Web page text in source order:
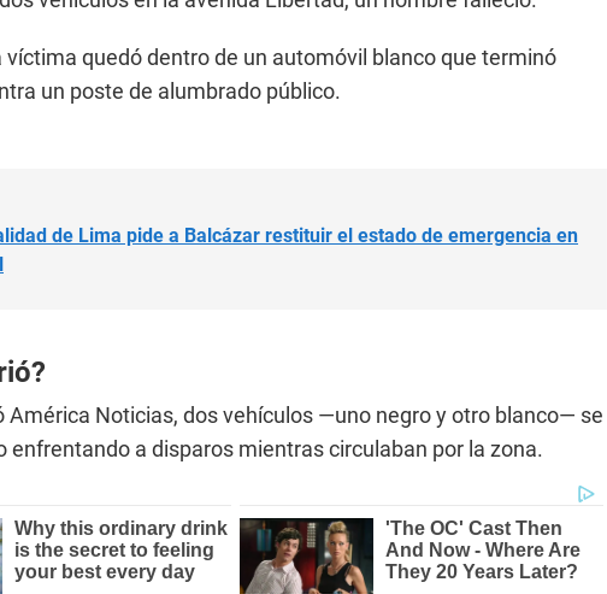
víctima quedó dentro de un automóvil blanco que terminó
un poste de alumbrado público.
de Lima pide a Balcázar restituir el estado de emergencia en
América Noticias, dos vehículos —uno negro y otro blanco— se
enfrentando a disparos mientras circulaban por la zona.